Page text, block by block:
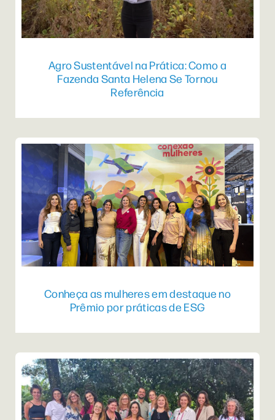
Agro Sustentável na Prática: Como a
Fazenda Santa Helena Se Tornou
Referência
Conheça as mulheres em destaque no
Prêmio por práticas de ESG